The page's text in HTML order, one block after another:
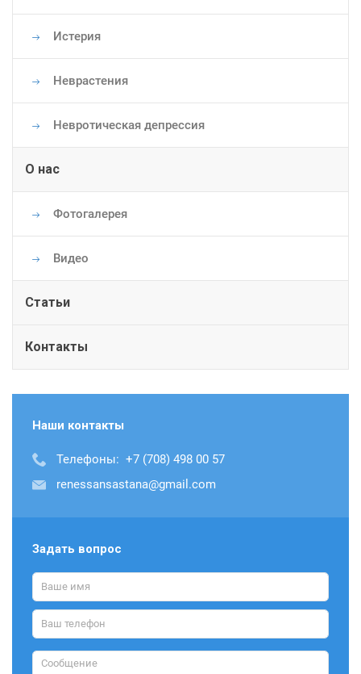
Истерия
Неврастения
Невротическая депрессия
О нас
Фотогалерея
Видео
Статьи
Контакты
Наши контакты
Телефоны: +7 (708) 498 00 57
renessansastana@gmail.com
Задать вопрос